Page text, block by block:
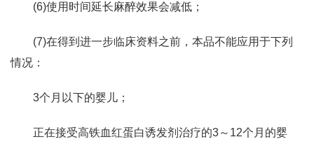
(6)使用时间延长麻醉效果会减低；
(7)在得到进一步临床资料之前，本品不能应用于下列
情况：
3个月以下的婴儿；
正在接受高铁血红蛋白诱发剂治疗的3～12个月的婴